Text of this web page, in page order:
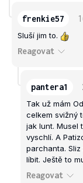
frenkie57
Sluší jim to.
Reagovat
pantera1
Tak už mám
celkem svižný
jak lunt. Musel
vyschlí. A
parchanta.
líbit. Ještě to
Reagovat